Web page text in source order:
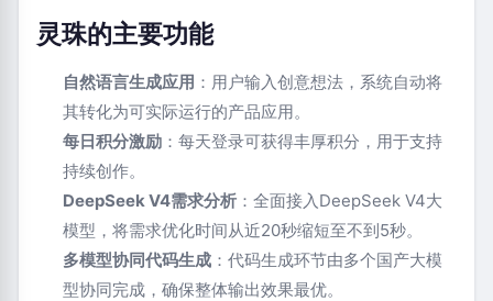
灵珠的主要功能
自然语言生成应用 ：用户输入创意想法，系统自动将
其转化为可实际运行的产品应用。
每日积分激励 ：每天登录可获得丰厚积分，用于支持
持续创作。
DeepSeek V4需求分析 ：全面接入DeepSeek V4大
模型，将需求优化时间从近20秒缩短至不到5秒。
多模型协同代码生成 ：代码生成环节由多个国产大模
型协同完成，确保整体输出效果最优。